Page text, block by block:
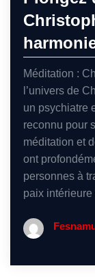
Méditation :
l’univers de
un psychiatre
reconnu pour
méditation et
ont
personnes à
paix